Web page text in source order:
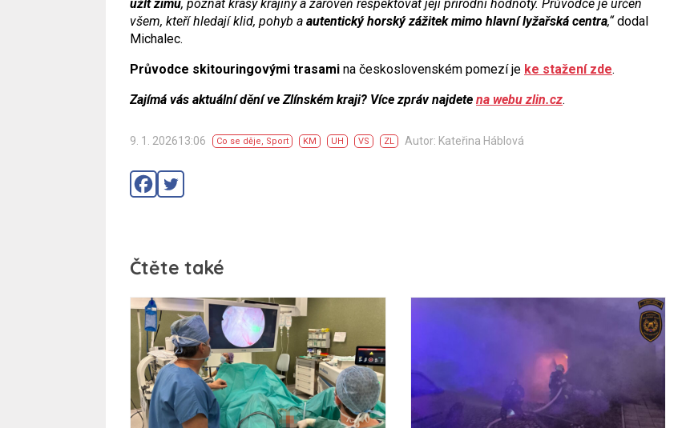
užít zimu, poznat krásy krajiny a zároveň respektovat její přírodní hodnoty. Průvodce je určen
všem, kteří hledají klid, pohyb a autentický horský zážitek mimo hlavní lyžařská centra,“dodal
Michalec.
Průvodce skitouringovými trasami na československém pomezí je ke stažení zde.
Zajímá vás aktuální dění ve Zlínském kraji? Více zpráv najdete na webu zlin.cz.
9. 1. 202613:06 Co se děje, Sport KM UH VS ZL Autor: Kateřina Háblová
Čtěte také